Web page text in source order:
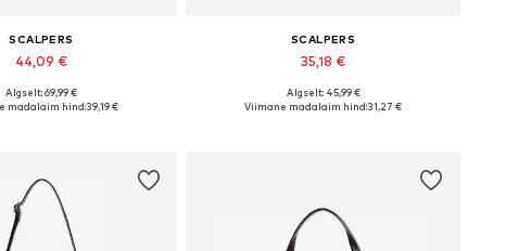
SCALPERS
44,09 €
suurused: One Size
Algselt: 69,99 €
madalaim hind:39,19 €
SCALPERS
35,18 €
Saadaolevad suurused: Einheitsgröße
Algselt: 45,99 €
Viimane madalaim hind:31,27 €